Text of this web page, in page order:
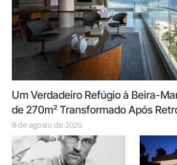
Um Verdadeiro Refúgio à Beira-
de 270m² Transformado Após
8 de agosto de 2026